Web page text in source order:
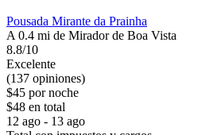
Pousada Mirante da Prainha
A 0.4 mi de Mirador de Boa Vista
8.8/10
Excelente
(137 opiniones)
$45 por noche
$48 en total
12 ago - 13 ago